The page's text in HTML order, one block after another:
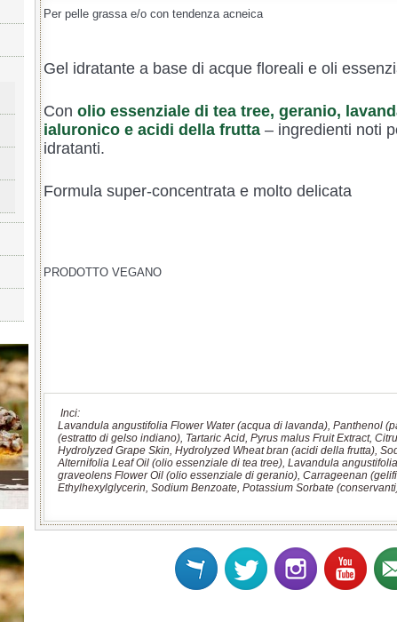
Per pelle grassa e/o con tendenza acneica
Gel idratante a base di acque floreali e oli
Con olio essenziale di tea tree, geranio,
ialuronico e acidi della frutta – ingredienti noti
idratanti.
Formula super-concentrata e molto delicata
PRODOTTO VEGANO
Inci:
Lavandula angustifolia Flower Water (acqua di lavanda), Panthenol
(estratto di gelso indiano), Tartaric Acid, Pyrus malus Fruit Extract,
Hydrolyzed Grape Skin, Hydrolyzed Wheat bran (acidi della frutta),
Alternifolia Leaf Oil (olio essenziale di tea tree), Lavandula
graveolens Flower Oil (olio essenziale di geranio), Carrageenan
Ethylhexylglycerin, Sodium Benzoate, Potassium Sorbate